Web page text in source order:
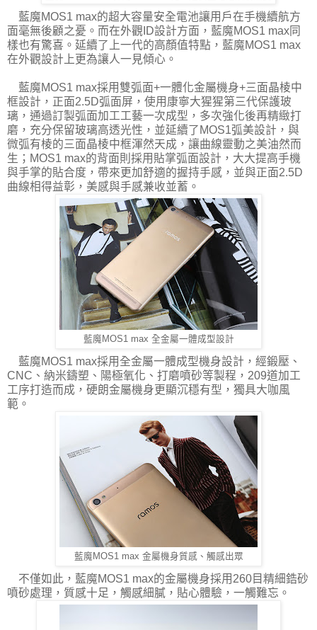
藍魔MOS1 max的超大容量安全電池讓用戶在手機續航方
面毫無後顧之憂。而在外觀ID設計方面，藍魔MOS1 max同
樣也有驚喜。延續了上一代的高顏值特點，藍魔MOS1 max
在外觀設計上更為讓人一見傾心。
藍魔MOS1 max採用雙弧面+一體化金屬機身+三面晶棱中
框設計，正面2.5D弧面屏，使用康寧大猩猩第三代保護玻
璃，通過訂製弧面加工工藝一次成型，多次強化後再精緻打
磨，充分保留玻璃高透光性，並延續了MOS1弧美設計，與
微弧有棱的三面晶棱中框渾然天成，讓曲線靈動之美油然而
生；MOS1 max的背面則採用貼掌弧面設計，大大提高手機
與手掌的貼合度，帶來更加舒適的握持手感，並與正面2.5D
曲線相得益彰，美感與手感兼收並蓄。
藍魔MOS1 max 全金屬一體成型設計
藍魔MOS1 max採用全金屬一體成型機身設計，經鍛壓、
CNC、納米鑄塑、陽極氧化、打磨噴砂等製程，209道加工
工序打造而成，硬朗金屬機身更顯沉穩有型，獨具大咖風
範。
藍魔MOS1 max 金屬機身質感、觸感出眾
不僅如此，藍魔MOS1 max的金屬機身採用260目精細鋯砂
噴砂處理，質感十足，觸感細膩，貼心體驗，一觸難忘。